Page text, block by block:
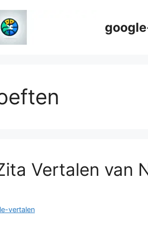
Vertalen van
vertalen